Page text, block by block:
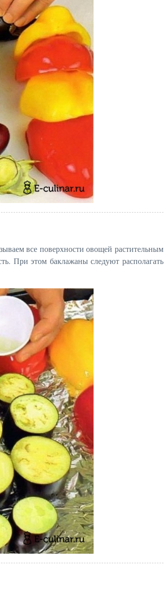
все поверхности овощей растительным
При этом баклажаны следуют располагать